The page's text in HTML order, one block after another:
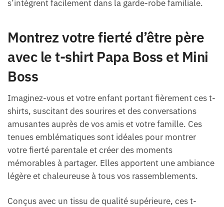
s’intègrent facilement dans la garde-robe familiale.
Montrez votre fierté d’être père
avec le t-shirt Papa Boss et Mini
Boss
Imaginez-vous et votre enfant portant fièrement ces t-
shirts, suscitant des sourires et des conversations
amusantes auprès de vos amis et votre famille. Ces
tenues emblématiques sont idéales pour montrer
votre fierté parentale et créer des moments
mémorables à partager. Elles apportent une ambiance
légère et chaleureuse à tous vos rassemblements.
Conçus avec un tissu de qualité supérieure, ces t-